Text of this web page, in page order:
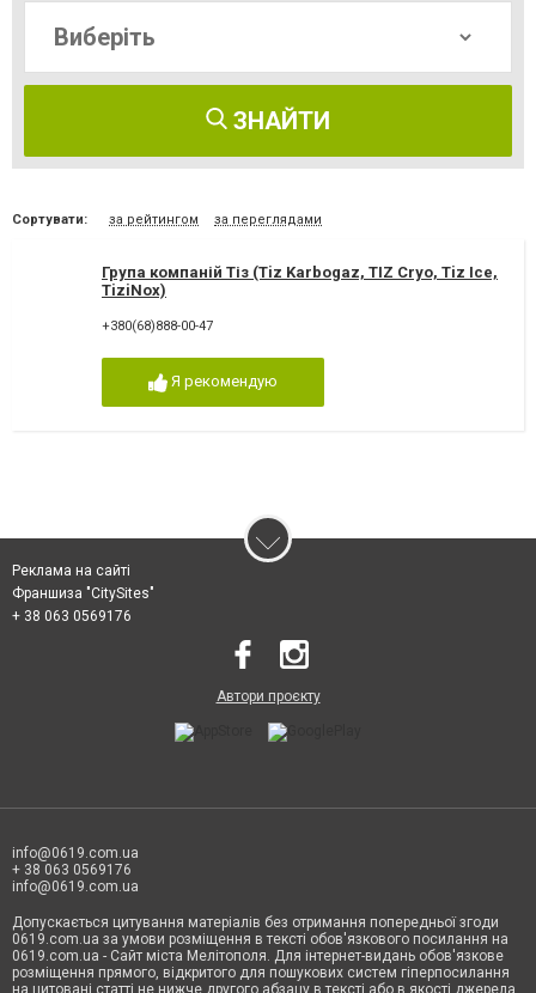
ЗНАЙТИ
Сортувати: за рейтингом за переглядами
Група компаній Тіз (Tiz Karbogaz, TIZ Cryo, Tiz Ice,
TiziNox)
+380(68)888-00-47
Я рекомендую
Реклама на сайті
Франшиза "CitySites"
+ 38 063 0569176
Автори проєкту
info@0619.com.ua
+ 38 063 0569176
info@0619.com.ua
Допускається цитування матеріалів без отримання попередньої згоди
0619.com.ua за умови розміщення в тексті обов'язкового посилання на
0619.com.ua - Сайт міста Мелітополя. Для інтернет-видань обов'язкове
розміщення прямого, відкритого для пошукових систем гіперпосилання
на цитовані статті не нижче другого абзацу в тексті або в якості джерела.